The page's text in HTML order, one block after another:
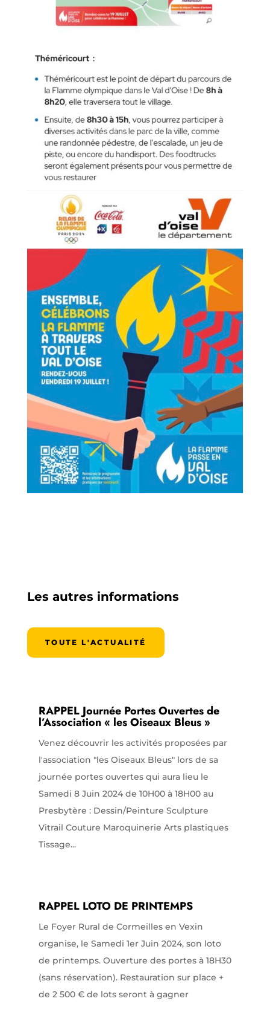
Les autres informations
TOUTE L'ACTUALITÉ
RAPPEL Journée Portes Ouvertes de
l’Association « les Oiseaux Bleus »
Venez découvrir les activités proposées par
l'association "les Oiseaux Bleus" lors de sa
journée portes ouvertes qui aura lieu le
Samedi 8 Juin 2024 de 10H00 à 18H00 au
Presbytère : Dessin/Peinture Sculpture
Vitrail Couture Maroquinerie Arts plastiques
Tissage...
RAPPEL LOTO DE PRINTEMPS
Le Foyer Rural de Cormeilles en Vexin
organise, le Samedi 1er Juin 2024, son loto
de printemps. Ouverture des portes à 18H30
(sans réservation). Restauration sur place +
de 2 500 € de lots seront à gagner